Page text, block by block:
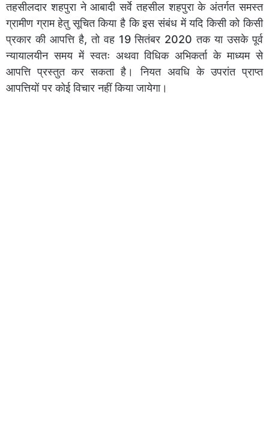
तहसीलदार शहपुरा ने आबादी सर्वे तहसील शहपुरा के अंतर्गत समस्त
ग्रामीण ग्राम हेतु सूचित किया है कि इस संबंध में यदि किसी को किसी
प्रकार की आपत्ति है, तो वह 19 सितंबर 2020 तक या उसके पूर्व
न्यायालयीन समय में स्वतः अथवा विधिक अभिकर्ता के माध्यम से
आपत्ति प्रस्तुत कर सकता है। नियत अवधि के उपरांत प्राप्त
आपत्तियों पर कोई विचार नहीं किया जायेगा।